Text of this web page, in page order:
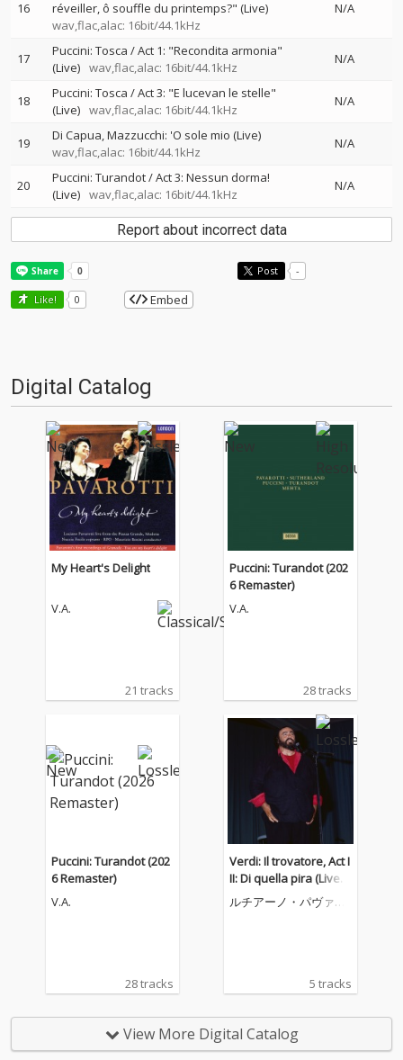
16
réveiller, ô souffle du printemps?" (Live)
wav,flac,alac: 16bit/44.1kHz
N/A
17
Puccini: Tosca / Act 1: "Recondita armonia"
(Live) wav,flac,alac: 16bit/44.1kHz
N/A
18
Puccini: Tosca / Act 3: "E lucevan le stelle"
(Live) wav,flac,alac: 16bit/44.1kHz
N/A
19
Di Capua, Mazzucchi: 'O sole mio (Live)
wav,flac,alac: 16bit/44.1kHz
N/A
20
Puccini: Turandot / Act 3: Nessun dorma!
(Live) wav,flac,alac: 16bit/44.1kHz
N/A
Report about incorrect data
Post -
Like! 0 Embed
Digital Catalog
My Heart's Delight
V.A.
21 tracks
Puccini: Turandot (202
6 Remaster)
V.A.
28 tracks
Puccini: Turandot (202
6 Remaster)
V.A.
28 tracks
Verdi: Il trovatore, Act I
II: Di quella pira (Live a
t the Llangollen Intern
ational Musical Eisted
ルチアーノ・パヴァロ
5 tracks
View More Digital Catalog